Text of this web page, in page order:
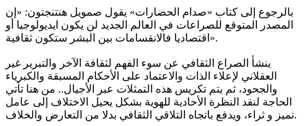
بالرجوع إلى كتاب «صدام الحضارات» يقول صمويل هنتنجتون: «إن
المصدر المتوقع للصراعات في العالم الجديد لن يكون ايديولوجيا أو
اقتصاديا فالانقسامات بين البشر ستكون ثقافية».
ينشأ الصراع الثقافي عن سوء الفهم لثقافة الآخر والتبرير غير
العقلاني لإعلاء الذات والاعتماد على الأحكام المسبقة والكبرياء
والجحود، ثم يتم تكريس هذه التمثلات عبر الأجيال.. من هنا تأتي
الحاجة لنقد النظرة الأحادية للهوية بشكل يحيل الاختلاف إلى عامل
تميز و ثراء، ويدفع باتجاه التلاقي الثقافي بدلا من التعارض والخلاف.